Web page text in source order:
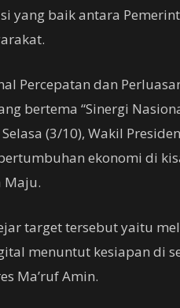
yang baik antara
Percepatan dan
bertema “Sinergi
(3/10), Wakil
ekonomi di
Maju.
target tersebut yaitu
menuntut kesiapan di
Ma’ruf Amin.